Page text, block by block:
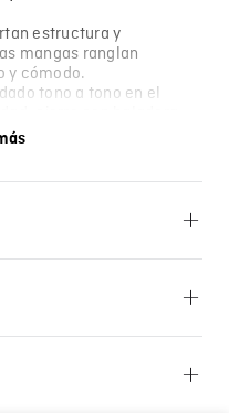
estructura y
mangas ranglan
y cómodo.
tono a tono en el
SECADO: No secar en
solo por el revés. CUIDADO
OTROS: No remojar. SECADO:
BLANQUEADO: No